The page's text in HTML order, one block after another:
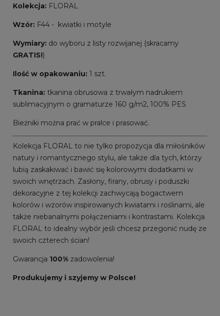
Kolekcja: FLORAL
Wzór: F44 - kwiatki i motyle
Wymiary: do wyboru z listy rozwijanej (skracamy
GRATIS!)
Ilość w opakowaniu: 1 szt.
Tkanina: tkanina obrusowa z trwałym nadrukiem
sublimacyjnym o gramaturze 160 g/m2, 100% PES
Bieżniki można prać w pralce i prasować.
Kolekcja FLORAL to nie tylko propozycja dla miłośników
natury i romantycznego stylu, ale także dla tych, którzy
lubią zaskakiwać i bawić się kolorowymi dodatkami w
swoich wnętrzach. Zasłony, firany, obrusy i poduszki
dekoracyjne z tej kolekcji zachwycają bogactwem
kolorów i wzorów inspirowanych kwiatami i roślinami, ale
także niebanalnymi połączeniami i kontrastami. Kolekcja
FLORAL to idealny wybór jeśli chcesz przegonić nudę ze
swoich czterech ścian!
Gwarancja 100% zadowolenia!
Produkujemy i szyjemy w Polsce!